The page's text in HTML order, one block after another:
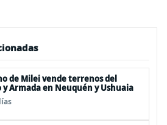
de Milei vende terrenos del
y Armada en Neuquén y Ushuaia